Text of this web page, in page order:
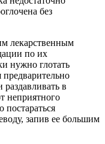
без
лекарственным
по их
нужно глотать
предварительно
раздавливать в
неприятного
постараться
запив ее большим